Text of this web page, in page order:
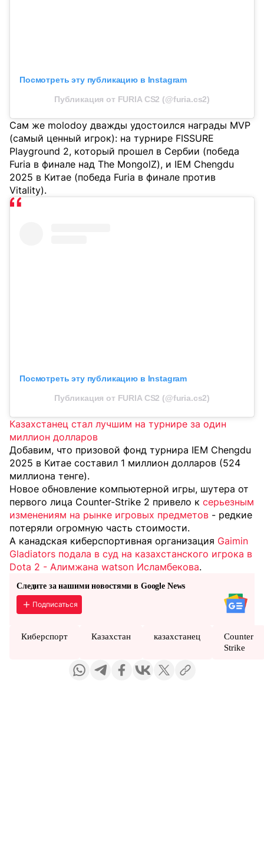
Посмотреть эту публикацию в Instagram
Публикация от FURIA CS2 (@furia.cs2)
Сам же molodoy дважды удостоился награды MVP
(самый ценный игрок): на турнире FISSURE
Playground 2, который прошел в Сербии (победа
Furia в финале над The MongolZ), и IEM Chengdu
2025 в Китае (победа Furia в финале против
Vitality).
Посмотреть эту публикацию в Instagram
Публикация от FURIA CS2 (@furia.cs2)
Казахстанец стал лучшим на турнире за один
миллион долларов
Добавим, что призовой фонд турнира IEM Chengdu
2025 в Китае составил 1 миллион долларов (524
миллиона тенге).
Новое обновление компьютерной игры, шутера от
первого лица Counter-Strike 2 привело к серьезным
изменениям на рынке игровых предметов - редкие
потеряли огромную часть стоимости.
А канадская киберспортивная организация Gaimin
Gladiators подала в суд на казахстанского игрока в
Dota 2 - Алимжана watson Исламбекова.
Следите за нашими новостями в Google News
Подписаться
Киберспорт Казахстан казахстанец
Counter
Strike